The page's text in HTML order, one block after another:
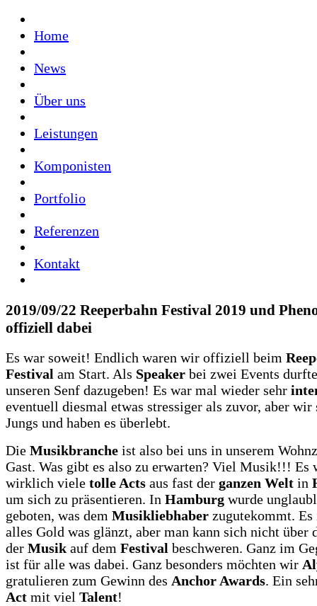
Home
News
Über uns
Leistungen
Komponisten
Portfolio
Referenzen
Kontakt
2019/09/22 Reeperbahn Festival 2019 und
offiziell dabei
Es war soweit! Endlich waren wir offiziell beim
Festival am Start. Als Speaker bei zwei Events
unseren Senf dazugeben! Es war mal wieder sehr
eventuell diesmal etwas stressiger als zuvor, aber wir
Jungs und haben es überlebt.
Die Musikbranche ist also bei uns in unserem
Gast. Was gibt es also zu erwarten? Viel Musik!!! Es
wirklich viele tolle Acts aus fast der ganzen Welt in
um sich zu präsentieren. In Hamburg wurde
geboten, was dem Musikliebhaber zugutekommt.
alles Gold was glänzt, aber man kann sich nicht
der Musik auf dem Festival beschweren. Ganz im
ist für alle was dabei. Ganz besonders möchten wir
gratulieren zum Gewinn des Anchor Awards. Ein
Act mit viel Talent!